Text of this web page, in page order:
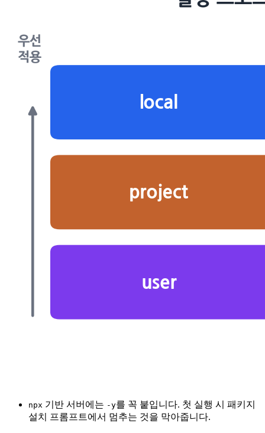
npx 기반 서버에는 -y를 꼭 붙입니다. 첫 실행 시 패키지
설치 프롬프트에서 멈추는 것을 막아줍니다.